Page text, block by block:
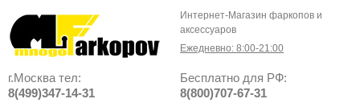
Интернет-Магазин фаркопов и
аксессуаров
Ежедневно: 8:00-21:00
г.Москва тел:
8(499)347-14-31
Бесплатно для РФ:
8(800)707-67-31